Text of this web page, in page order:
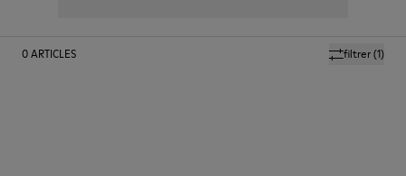
filtrer(1)
0ARTICLES